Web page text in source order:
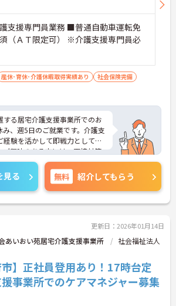
支援専門員業務 ■普通自動車運転免
（ＡＴ限定可） ※介護支援専門員必
産休･育休･介護休暇取得実績あり
社会保険完備
する居宅介護支援事業所でのお
、週5日のご就業です。介護支
経験を活かして即戦力としてご
ご興味のある方には、面接対策
に詳細をお話しいたしますので
い！
見る 無料 紹介してもらう
更新日：2026年01月14日
あいおい苑居宅介護支援事業所
社会福祉法人
市】正社員登用あり！17時台定
事業所でのケアマネジャー募集